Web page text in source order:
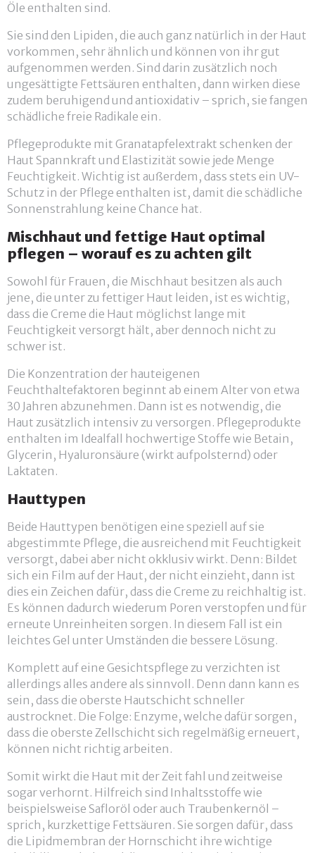
Öle enthalten sind.
Sie sind den Lipiden, die auch ganz natürlich in der Haut
vorkommen, sehr ähnlich und können von ihr gut
aufgenommen werden. Sind darin zusätzlich noch
ungesättigte Fettsäuren enthalten, dann wirken diese
zudem beruhigend und antioxidativ – sprich, sie fangen
schädliche freie Radikale ein.
Pflegeprodukte mit Granatapfelextrakt schenken der
Haut Spannkraft und Elastizität sowie jede Menge
Feuchtigkeit. Wichtig ist außerdem, dass stets ein UV-
Schutz in der Pflege enthalten ist, damit die schädliche
Sonnenstrahlung keine Chance hat.
Mischhaut und fettige Haut optimal
pflegen – worauf es zu achten gilt
Sowohl für Frauen, die Mischhaut besitzen als auch
jene, die unter zu fettiger Haut leiden, ist es wichtig,
dass die Creme die Haut möglichst lange mit
Feuchtigkeit versorgt hält, aber dennoch nicht zu
schwer ist.
Die Konzentration der hauteigenen
Feuchthaltefaktoren beginnt ab einem Alter von etwa
30 Jahren abzunehmen. Dann ist es notwendig, die
Haut zusätzlich intensiv zu versorgen. Pflegeprodukte
enthalten im Idealfall hochwertige Stoffe wie Betain,
Glycerin, Hyaluronsäure (wirkt aufpolsternd) oder
Laktaten.
Hauttypen
Beide Hauttypen benötigen eine speziell auf sie
abgestimmte Pflege, die ausreichend mit Feuchtigkeit
versorgt, dabei aber nicht okklusiv wirkt. Denn: Bildet
sich ein Film auf der Haut, der nicht einzieht, dann ist
dies ein Zeichen dafür, dass die Creme zu reichhaltig ist.
Es können dadurch wiederum Poren verstopfen und für
erneute Unreinheiten sorgen. In diesem Fall ist ein
leichtes Gel unter Umständen die bessere Lösung.
Komplett auf eine Gesichtspflege zu verzichten ist
allerdings alles andere als sinnvoll. Denn dann kann es
sein, dass die oberste Hautschicht schneller
austrocknet. Die Folge: Enzyme, welche dafür sorgen,
dass die oberste Zellschicht sich regelmäßig erneuert,
können nicht richtig arbeiten.
Somit wirkt die Haut mit der Zeit fahl und zeitweise
sogar verhornt. Hilfreich sind Inhaltsstoffe wie
beispielsweise Safloröl oder auch Traubenkernöl –
sprich, kurzkettige Fettsäuren. Sie sorgen dafür, dass
die Lipidmembran der Hornschicht ihre wichtige